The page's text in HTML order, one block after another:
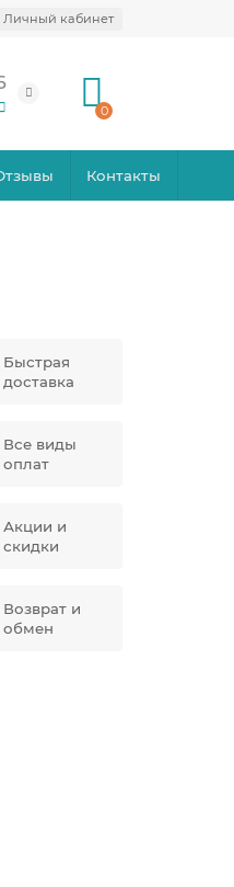
Личный кабинет
0
Контакты
Быстрая
доставка
Все виды
оплат
Акции и
скидки
Возврат и
обмен